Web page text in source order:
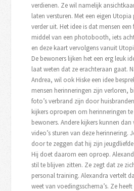
verdienen. Ze wil namelijk
laten versturen. Met een eigen
verder uit. Het idee is dat mensen
middel van een photobooth, iets
en deze kaart vervolgens vanuit
De bewoners lijken het een erg leuk
laat weten dat ze erachteraan gaat.
Andrea, wil ook Hiske een idee
mensen herinneringen zijn verloren,
foto’s verbrand zijn door
kijkers oproepen om herinneringen
bewoners. Andere kijkers kunnen
video’s sturen van deze herinnering.
door te zeggen dat hij zijn
Hij doet daarom een oproep.
stil te blijven zitten. Ze zegt dat ze
personal training. Alexandra vertelt
weet van voedingsschema’s. Ze